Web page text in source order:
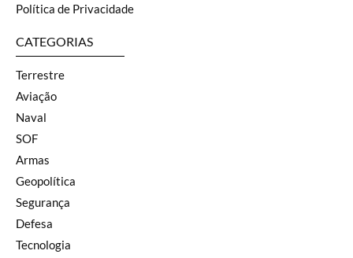
Política de Privacidade
CATEGORIAS
Terrestre
Aviação
Naval
SOF
Armas
Geopolítica
Segurança
Defesa
Tecnologia